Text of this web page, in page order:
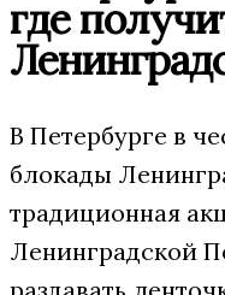
где
В Петербурге в
блокады
традиционная
Ленинградской